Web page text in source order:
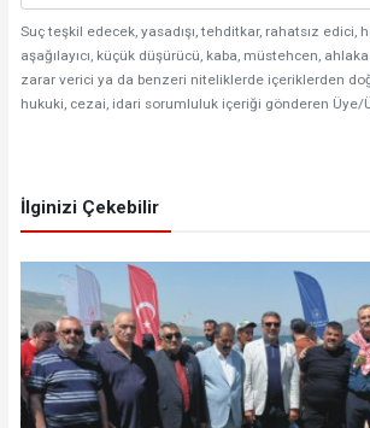
Suç teşkil edecek, yasadışı, tehditkar, rahatsız edici,
aşağılayıcı, küçük düşürücü, kaba, müstehcen, ahlaka
zarar verici ya da benzeri niteliklerde içeriklerden
hukuki, cezai, idari sorumluluk içeriği gönderen Üye/
İlginizi Çekebilir